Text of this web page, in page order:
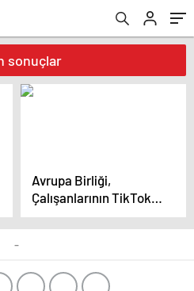
sonuçlar
Avrupa Birliği,
Çalışanlarının TikTok
Kullanmasını Yasakladı
-